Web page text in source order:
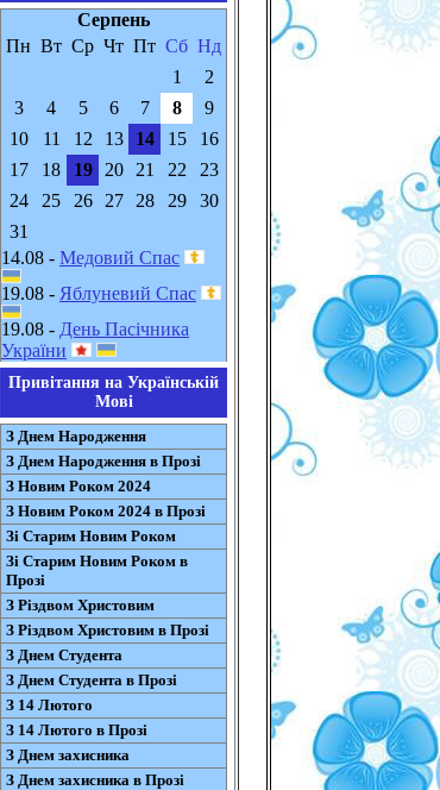
Серпень
Пн Вт Ср Чт Пт Сб Нд
1
2
3
4 5 6 7 8
9
10
11 12 13 14 15
16
17
18 19 20 21 22
23
24
25 26 27 28 29
30
31
14.08 - Медовий Спас
19.08 - Яблуневий Спас
19.08 - День Пасічника
України
Привітання на Українській
Мові
З Днем Народження
З Днем Народження в Прозі
З Новим Роком 2024
З Новим Роком 2024 в Прозі
Зі Старим Новим Роком
Зі Старим Новим Роком в
Прозі
З Різдвом Христовим
З Різдвом Христовим в Прозі
З Днем Студента
З Днем Студента в Прозі
З 14 Лютого
З 14 Лютого в Прозі
З Днем захисника
З Днем захисника в Прозі